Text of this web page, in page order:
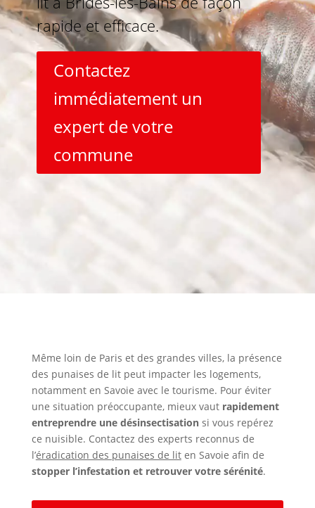
rapide et efficace.
Contactez
immédiatement un
expert de votre
commune
Même loin de Paris et des grandes villes, la présence
des punaises de lit peut impacter les logements,
notamment en Savoie avec le tourisme. Pour éviter
une situation préoccupante, mieux vaut rapidement
entreprendre une désinsectisationsi vous repérez
ce nuisible. Contactez des experts reconnus de
l’éradication des punaises de liten Savoie afin de
stopper l’infestation et retrouver votre sérénité.